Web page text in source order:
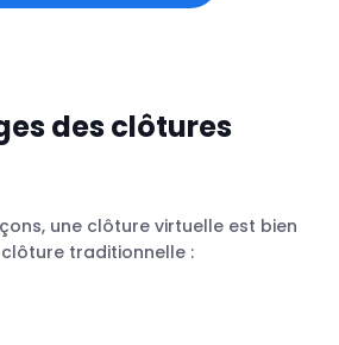
des clôtures
une clôture virtuelle est bien
clôture traditionnelle :